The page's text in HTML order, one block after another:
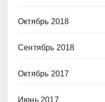
Октябрь 2018
Сентябрь 2018
Октябрь 2017
Июнь 2017